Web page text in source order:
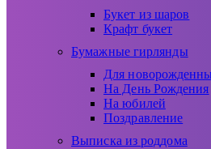
Букет из шаров
Крафт букет
Бумажные гирлянды
Для
На День Рождения
На юбилей
Поздравление
Выписка из роддома